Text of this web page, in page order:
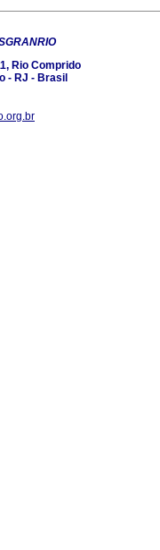
Rio Comprido
- RJ - Brasil